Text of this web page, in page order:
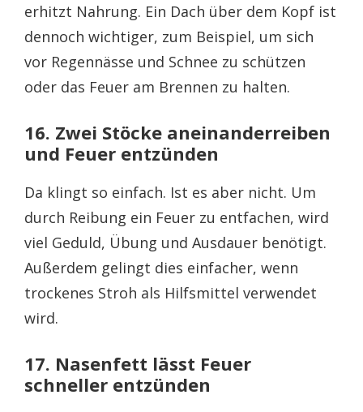
erhitzt Nahrung. Ein Dach über dem Kopf ist
dennoch wichtiger, zum Beispiel, um sich
vor Regennässe und Schnee zu schützen
oder das Feuer am Brennen zu halten.
16. Zwei Stöcke aneinanderreiben
und Feuer entzünden
Da klingt so einfach. Ist es aber nicht. Um
durch Reibung ein Feuer zu entfachen, wird
viel Geduld, Übung und Ausdauer benötigt.
Außerdem gelingt dies einfacher, wenn
trockenes Stroh als Hilfsmittel verwendet
wird.
17. Nasenfett lässt Feuer
schneller entzünden